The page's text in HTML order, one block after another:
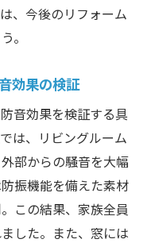
、今後のリフォーム
。
効果の検証
音効果を検証する具
は、リビングルーム
部からの騒音を大幅
振機能を備えた素材
この結果、家族全員
した。また、窓には